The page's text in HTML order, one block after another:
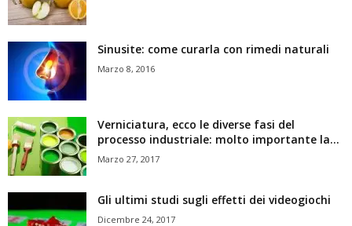
Sinusite: come curarla con rimedi naturali
Marzo 8, 2016
Verniciatura, ecco le diverse fasi del
processo industriale: molto importante la...
Marzo 27, 2017
Gli ultimi studi sugli effetti dei videogiochi
Dicembre 24, 2017